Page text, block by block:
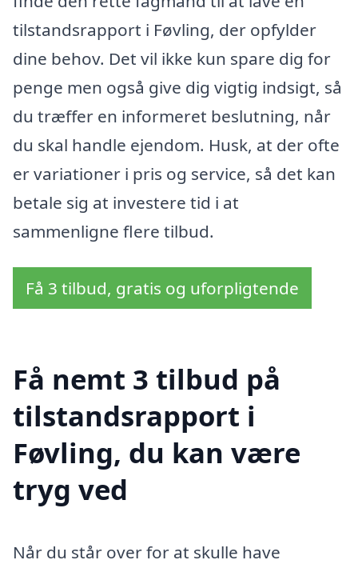
tilstandsrapport i Føvling, der opfylder
dine behov. Det vil ikke kun spare dig for
penge men også give dig vigtig indsigt, så
du træffer en informeret beslutning, når
du skal handle ejendom. Husk, at der ofte
er variationer i pris og service, så det kan
betale sig at investere tid i at
sammenligne flere tilbud.
Få 3 tilbud, gratis og uforpligtende
Få nemt 3 tilbud på
tilstandsrapport i
Føvling, du kan være
tryg ved
Når du står over for at skulle have